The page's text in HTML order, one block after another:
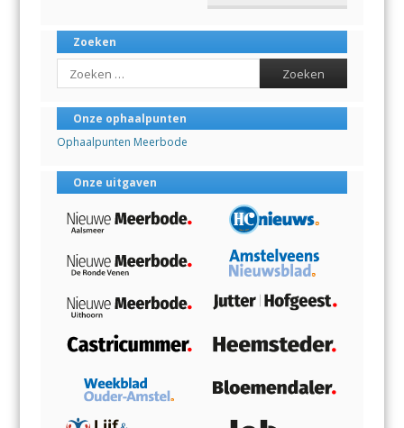
Zoeken
Search
Onze ophaalpunten
Ophaalpunten Meerbode
Onze uitgaven